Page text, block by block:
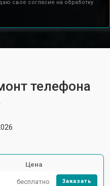
свое согласие на обработку
телефона
Цена
бесплатно Заказать